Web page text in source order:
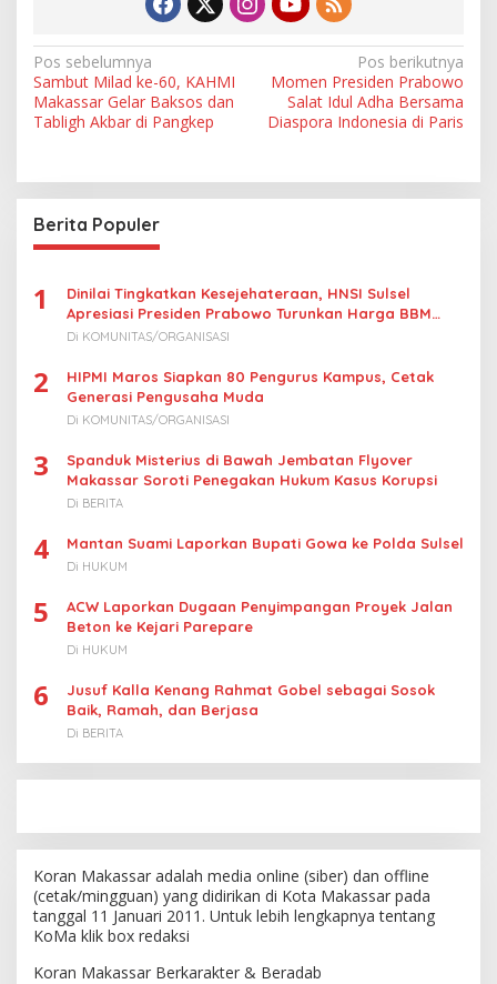
N
a
v
g
a
s
i
p
s
Pos sebelumnya
Sambut Milad ke-60, KAHMI
Makassar Gelar Baksos dan
Tabligh Akbar di Pangkep
Pos berikutnya
Momen Presiden Prabowo
Salat Idul Adha Bersama
Diaspora Indonesia di Paris
Berita Populer
1
Dinilai Tingkatkan Kesejehateraan, HNSI Sulsel
Apresiasi Presiden Prabowo Turunkan Harga BBM
Nelayan
Di KOMUNITAS/ORGANISASI
2
HIPMI Maros Siapkan 80 Pengurus Kampus, Cetak
Generasi Pengusaha Muda
Di KOMUNITAS/ORGANISASI
3
Spanduk Misterius di Bawah Jembatan Flyover
Makassar Soroti Penegakan Hukum Kasus Korupsi
Di BERITA
4 Mantan Suami Laporkan Bupati Gowa ke Polda Sulsel
Di HUKUM
5
ACW Laporkan Dugaan Penyimpangan Proyek Jalan
Beton ke Kejari Parepare
Di HUKUM
6
Jusuf Kalla Kenang Rahmat Gobel sebagai Sosok
Baik, Ramah, dan Berjasa
Di BERITA
Koran Makassar adalah media online (siber) dan offline
(cetak/mingguan) yang didirikan di Kota Makassar pada
tanggal 11 Januari 2011. Untuk lebih lengkapnya tentang
KoMa klik box redaksi
Koran Makassar Berkarakter & Beradab